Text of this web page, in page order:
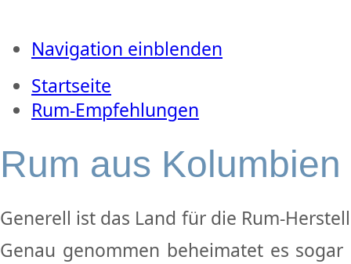
Navigation einblenden
Startseite
Rum-Empfehlungen
Rum aus Kolumbien
Generell ist das Land für die Rum-
Genau genommen beheimatet es